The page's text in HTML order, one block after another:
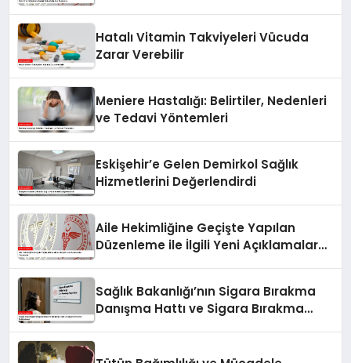
Hatalı Vitamin Takviyeleri Vücuda
Zarar Verebilir
Meniere Hastalığı: Belirtiler, Nedenleri
ve Tedavi Yöntemleri
Eskişehir’e Gelen Demirkol Sağlık
Hizmetlerini Değerlendirdi
Aile Hekimliğine Geçişte Yapılan
Düzenleme ile İlgili Yeni Açıklamalar
Sağlık Bakanlığı’nın Sigara Bırakma
Danışma Hattı ve Sigara Bırakma